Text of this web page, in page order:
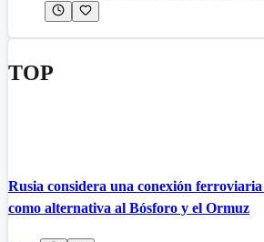
TOP
Rusia considera una conexión
como alternativa al Bósforo y el Ormuz